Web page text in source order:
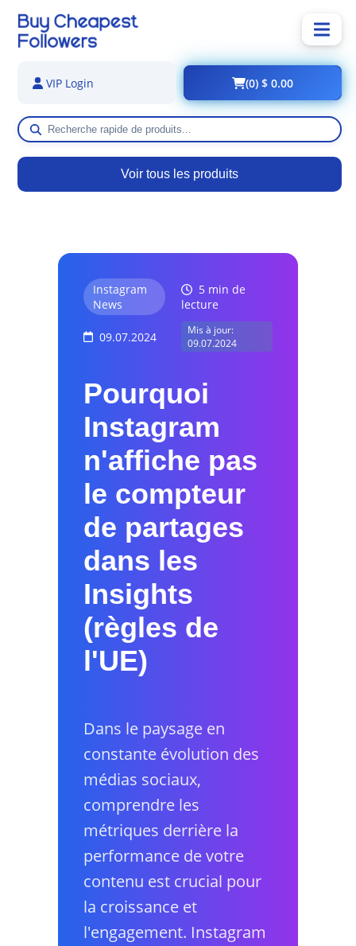
Voir tous les produits
VIP Login (0) $ 0.00
Instagram
News
5 min de
lecture
09.07.2024
Mis à jour:
09.07.2024
Pourquoi
Instagram
n'affiche pas
le compteur
de partages
dans les
Insights
(règles de
l'UE)
Dans le paysage en
constante évolution des
médias sociaux,
comprendre les
métriques derrière la
performance de votre
contenu est crucial pour
la croissance et
l'engagement. Instagram